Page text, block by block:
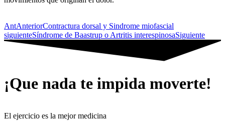
AntAnteriorContractura dorsal y Sindrome miofascial
siguienteSíndrome de Baastrup o Artritis interespinosaSiguiente
¡Que nada te impida moverte!
El ejercicio es la mejor medicina